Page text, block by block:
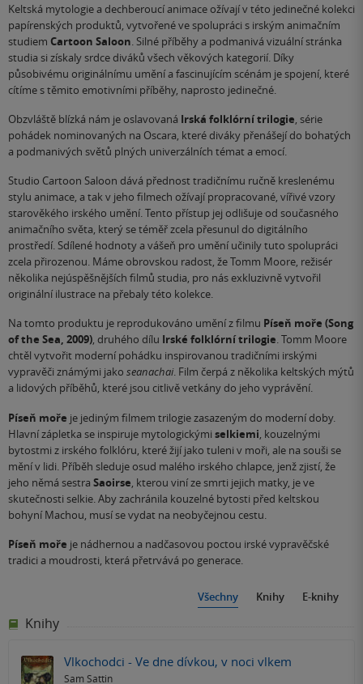
Keltská mytologie a dechberoucí animace ožívají v této jedinečné kolekci
papírenských produktů, vytvořené ve spolupráci s irským animačním
studiem Cartoon Saloon . Silné příběhy a podmanivá vizuální stránka
studia si získaly srdce diváků všech věkových kategorií. Díky
působivému originálnímu umění a fascinujícím scénám je spojení, které
cítíme s těmito emotivními příběhy, naprosto jedinečné.
Obzvláště blízká nám je oslavovaná Irská folklórní trilogie, série
pohádek nominovaných na Oscara, které diváky přenášejí do bohatých
a podmanivých světů plných univerzálních témat a emocí.
Studio Cartoon Saloon dává přednost tradičnímu ručně kreslenému
stylu animace, a tak v jeho filmech ožívají propracované, vířivé vzory
starověkého irského umění. Tento přístup jej odlišuje od současného
animačního světa, který se téměř zcela přesunul do digitálního
prostředí. Sdílené hodnoty a vášeň pro umění učinily tuto spolupráci
zcela přirozenou. Máme obrovskou radost, že Tomm Moore, režisér
několika nejúspěšnějších filmů studia, pro nás exkluzivně vytvořil
originální ilustrace na přebaly této kolekce.
Na tomto produktu je reprodukováno umění z filmu Píseň moře (Song
of the Sea, 2009), druhého dílu Irské folklórní trilogie. Tomm Moore
chtěl vytvořit moderní pohádku inspirovanou tradičními irskými
vypravěči známými jako seanachai. Film čerpá z několika keltských mýtů
a lidových příběhů, které jsou citlivě vetkány do jeho vyprávění.
Píseň moře je jediným filmem trilogie zasazeným do moderní doby.
Hlavní zápletka se inspiruje mytologickými selkiemi , kouzelnými
bytostmi z irského folklóru, které žijí jako tuleni v moři, ale na souši se
mění v lidi. Příběh sleduje osud malého irského chlapce, jenž zjistí, že
jeho němá sestra Saoirse , kterou viní ze smrti jejich matky, je ve
skutečnosti selkie. Aby zachránila kouzelné bytosti před keltskou
bohyní Machou, musí se vydat na neobyčejnou cestu.
Píseň moře je nádhernou a nadčasovou poctou irské vypravěčské
tradici a moudrosti, která přetrvává po generace.
Všechny Knihy E-knihy
Knihy
Vlkochodci - Ve dne dívkou, v noci vlkem
Sam Sattin